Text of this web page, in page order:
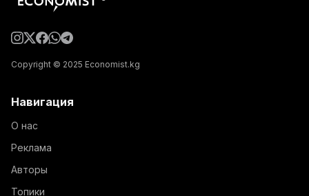
Copyright © 2025 Economist.kg
Навигация
О нас
Реклама
Авторы
Топики